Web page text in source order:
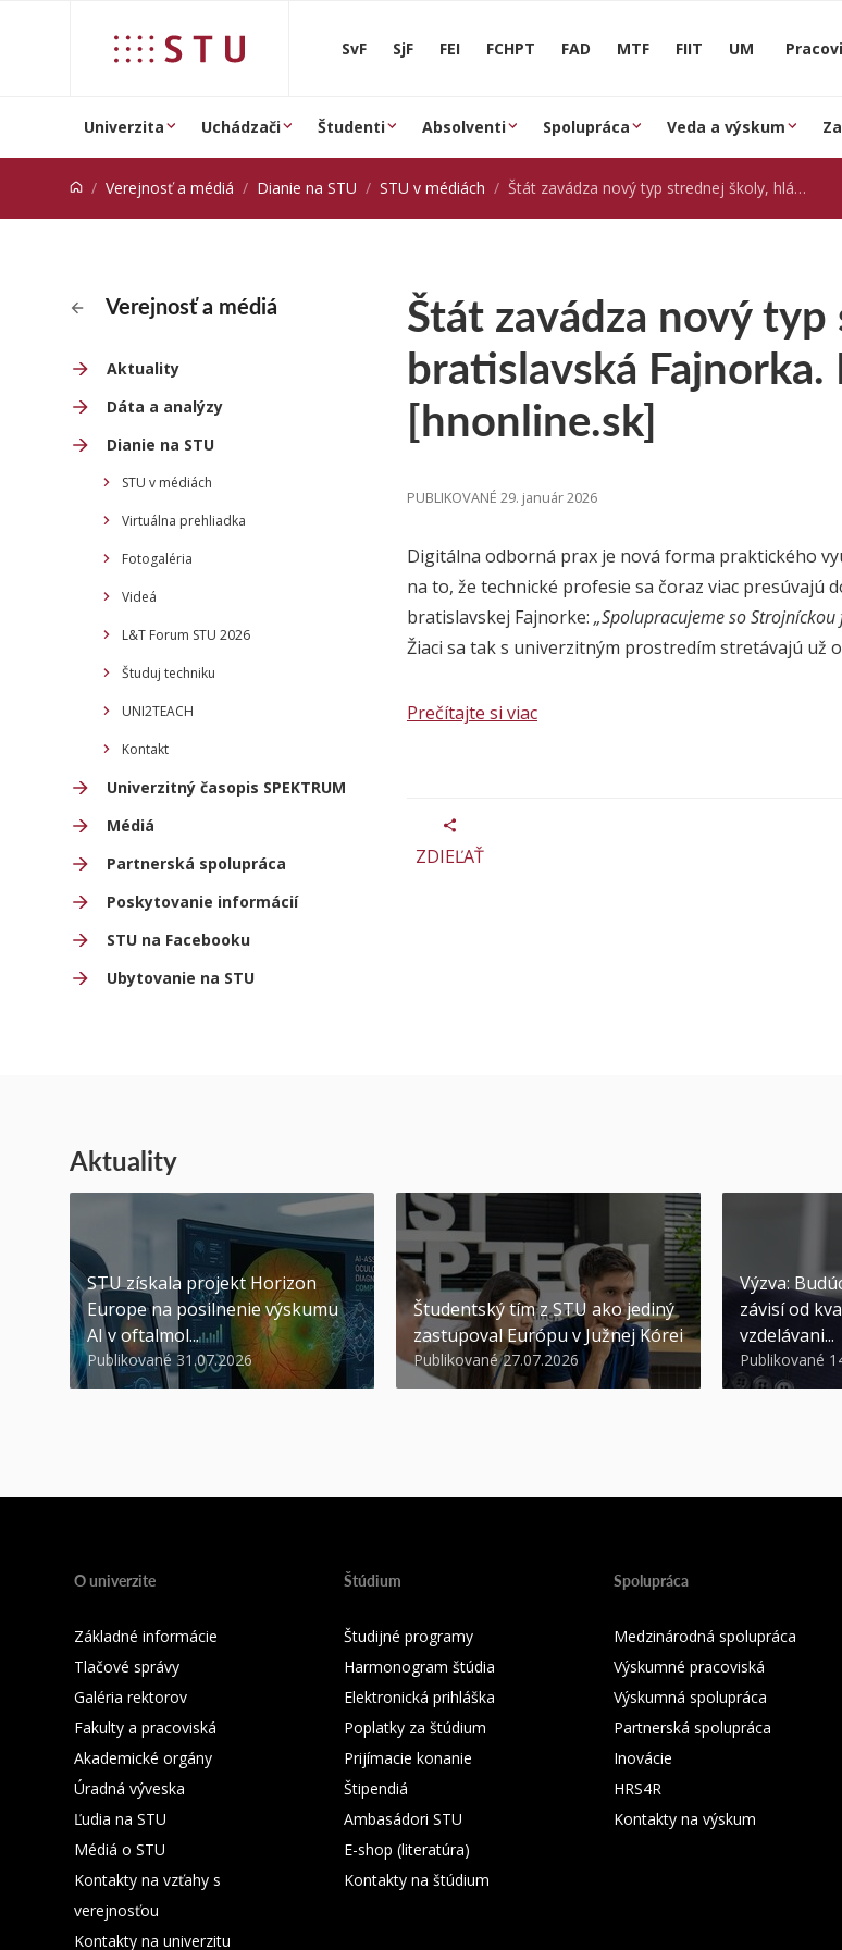
SvF SjF FEI FCHPT FAD MTF FIIT UM
Univerzita Uchádzači Študenti Absolventi Spolupráca Veda a výskum
Verejnosť a médiá Dianie na STU STU v médiách Štát zavádza nový typ strednej školy, hlási sa aj bratislavská Fajnorka. Riaditeľ: Vychováme žolíkov [hnonline.sk]
Verejnosť a médiá
Aktuality
Dáta a analýzy
Dianie na STU
STU v médiách
Virtuálna prehliadka
Fotogaléria
Videá
L&T Forum STU 2026
Študuj techniku
UNI2TEACH
Kontakt
Univerzitný časopis SPEKTRUM
Médiá
Partnerská spolupráca
Poskytovanie informácií
STU na Facebooku
Ubytovanie na STU
Štát zavádza nový
bratislavská
[hnonline.sk]
PUBLIKOVANÉ 29. január 2026
Digitálna odborná prax je nová forma praktického
na to, že technické profesie sa čoraz viac
bratislavskej Fajnorke: „Spolupracujeme so
Žiaci sa tak s univerzitným prostredím stretávajú už
Prečítajte si viac
ZDIEĽAŤ
Aktuality
STU získala projekt Horizon
Europe na posilnenie výskumu
AI v oftalmol...
Publikované 31.07.2026
Študentský tím z STU ako jediný
zastupoval Európu v Južnej Kórei
Publikované 27.07.2026
Výzva:
závisí od
vzdelávani...
Publikované
O univerzite
Základné informácie
Tlačové správy
Galéria rektorov
Fakulty a pracoviská
Akademické orgány
Úradná výveska
Ľudia na STU
Médiá o STU
Kontakty na vzťahy s
verejnosťou
Kontakty na univerzitu
Štúdium
Študijné programy
Harmonogram štúdia
Elektronická prihláška
Poplatky za štúdium
Prijímacie konanie
Štipendiá
Ambasádori STU
E-shop (literatúra)
Kontakty na štúdium
Spolupráca
Medzinárodná spolupráca
Výskumné pracoviská
Výskumná spolupráca
Partnerská spolupráca
Inovácie
HRS4R
Kontakty na výskum